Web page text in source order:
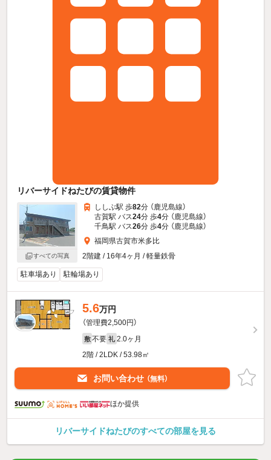
リバーサイドねたびの賃貸物件
すべての写真
ししぶ駅 歩82分 （鹿児島線）
古賀駅 バス24分 歩4分 （鹿児島線）
千鳥駅 バス26分 歩4分 （鹿児島線）
福岡県古賀市米多比
2階建 / 16年4ヶ月 / 軽量鉄骨
駐車場あり 駐輪場あり
5.6万円
（管理費2,500円）
敷 不要 礼 2.0ヶ月
2階 / 2LDK / 53.98㎡
お問い合わせ （無料）
ほか提供
リバーサイドねたびのすべての部屋を見る